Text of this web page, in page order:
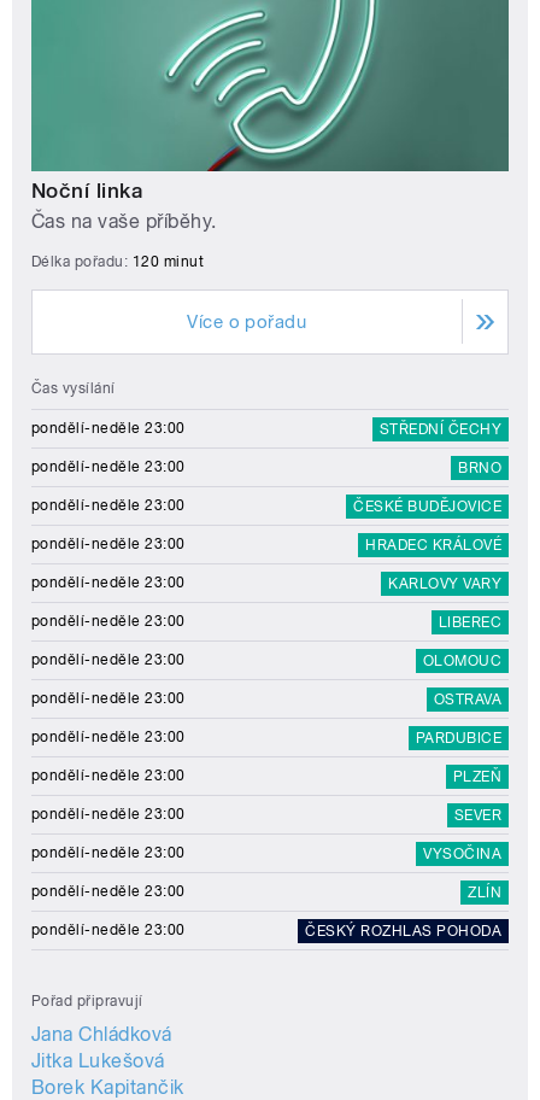
Noční linka
Čas na vaše příběhy.
Délka pořadu: 120 minut
Více o pořadu
Čas vysílání
pondělí-neděle 23:00 STŘEDNÍ ČECHY
pondělí-neděle 23:00 BRNO
pondělí-neděle 23:00 ČESKÉ BUDĚJOVICE
pondělí-neděle 23:00 HRADEC KRÁLOVÉ
pondělí-neděle 23:00 KARLOVY VARY
pondělí-neděle 23:00 LIBEREC
pondělí-neděle 23:00 OLOMOUC
pondělí-neděle 23:00 OSTRAVA
pondělí-neděle 23:00 PARDUBICE
pondělí-neděle 23:00 PLZEŇ
pondělí-neděle 23:00 SEVER
pondělí-neděle 23:00 VYSOČINA
pondělí-neděle 23:00 ZLÍN
pondělí-neděle 23:00 ČESKÝ ROZHLAS POHODA
Pořad připravují
Jana Chládková
Jitka Lukešová
Borek Kapitančik